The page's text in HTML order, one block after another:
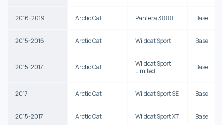
2016-2019 Arctic Cat Pantera 3000 Base
2015-2016 Arctic Cat Wildcat Sport Base
2015-2017 Arctic Cat
Wildcat Sport
Limited
Base
2017 Arctic Cat Wildcat Sport SE Base
2015-2017 Arctic Cat Wildcat Sport XT Base